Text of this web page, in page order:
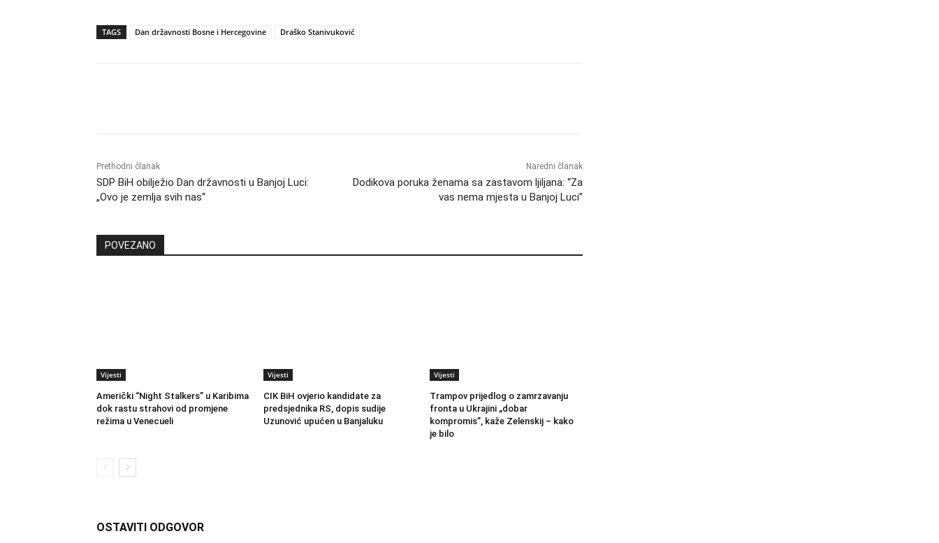
TAGS Dan državnosti Bosne i Hercegovine Draško Stanivuković
Prethodni članak
SDP BiH obilježio Dan državnosti u Banjoj Luci:
„Ovo je zemlja svih nas“
Naredni članak
Dodikova poruka ženama sa zastavom ljiljana: “Za
vas nema mjesta u Banjoj Luci”
POVEZANO
Vijesti
Američki “Night Stalkers” u Karibima
dok rastu strahovi od promjene
režima u Venecueli
Vijesti
CIK BiH ovjerio kandidate za
predsjednika RS, dopis sudije
Uzunović upućen u Banjaluku
Vijesti
Trampov prijedlog o zamrzavanju
fronta u Ukrajini „dobar
kompromis”, kaže Zelenskij – kako
je bilo
OSTAVITI ODGOVOR